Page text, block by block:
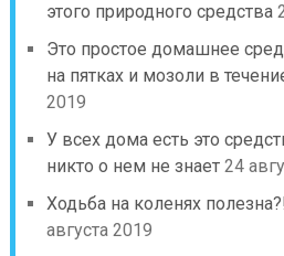
этого природного средства
Это простое домашнее
на пятках и мозоли в
2019
У всех дома есть это
никто о нем не знает 24
Ходьба на коленях
августа 2019